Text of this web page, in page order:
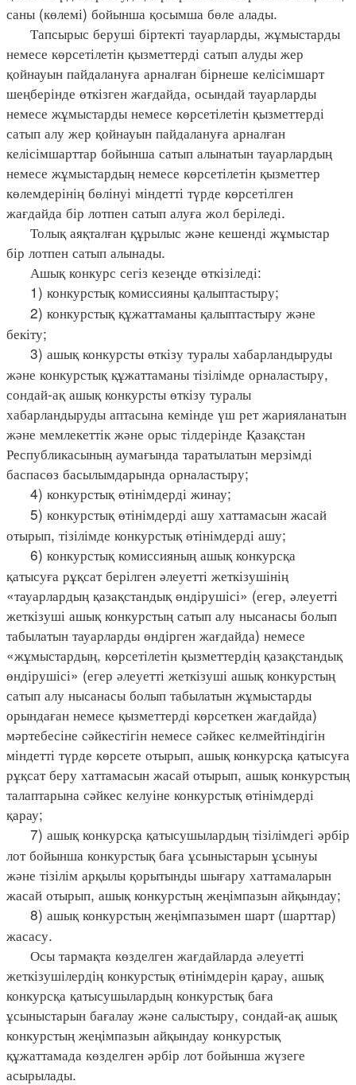
саны (көлемі) бойынша қосымша бөле алады.
Тапсырыс беруші біртекті тауарларды, жұмыстарды
немесе көрсетілетін қызметтерді сатып алуды жер
қойнауын пайдалануға арналған бірнеше келісімшарт
шеңберінде өткізген жағдайда, осындай тауарларды
немесе жұмыстарды немесе көрсетілетін қызметтерді
сатып алу жер қойнауын пайдалануға арналған
келісімшарттар бойынша сатып алынатын тауарлардың
немесе жұмыстардың немесе көрсетілетін қызметтер
көлемдерінің бөлінуі міндетті түрде көрсетілген
жағдайда бір лотпен сатып алуға жол беріледі.
Толық аяқталған құрылыс және кешенді жұмыстар
бір лотпен сатып алынады.
Ашық конкурс сегіз кезеңде өткізіледі:
1) конкурстық комиссияны қалыптастыру;
2) конкурстық құжаттаманы қалыптастыру және
бекіту;
3) ашық конкурсты өткізу туралы хабарландыруды
және конкурстық құжаттаманы тізілімде орналастыру,
сондай-ақ ашық конкурсты өткізу туралы
хабарландыруды аптасына кемінде үш рет жарияланатын
және мемлекеттік және орыс тілдерінде Қазақстан
Республикасының аумағында таратылатын мерзімді
баспасөз басылымдарында орналастыру;
4) конкурстық өтінімдерді жинау;
5) конкурстық өтінімдерді ашу хаттамасын жасай
отырып, тізілімде конкурстық өтінімдерді ашу;
6) конкурстық комиссияның ашық конкурсқа
қатысуға рұқсат берілген әлеуетті жеткізушінің
«тауарлардың қазақстандық өндірушісі» (егер, әлеуетті
жеткізуші ашық конкурстың сатып алу нысанасы болып
табылатын тауарларды өндірген жағдайда) немесе
«жұмыстардың, көрсетілетін қызметтердің қазақстандық
өндірушісі» (егер әлеуетті жеткізуші ашық конкурстың
сатып алу нысанасы болып табылатын жұмыстарды
орындаған немесе қызметтерді көрсеткен жағдайда)
мәртебесіне сәйкестігін немесе сәйкес келмейтіндігін
міндетті түрде көрсете отырып, ашық конкурсқа қатысуға
рұқсат беру хаттамасын жасай отырып, ашық конкурстың
талаптарына сәйкес келуіне конкурстық өтінімдерді
қарау;
7) ашық конкурсқа қатысушылардың тізілімдегі әрбір
лот бойынша конкурстық баға ұсыныстарын ұсынуы
және тізілім арқылы қорытынды шығару хаттамаларын
жасай отырып, ашық конкурстың жеңімпазын айқындау;
8) ашық конкурстың жеңімпазымен шарт (шарттар)
жасасу.
Осы тармақта көзделген жағдайларда әлеуетті
жеткізушілердің конкурстық өтінімдерін қарау, ашық
конкурсқа қатысушылардың конкурстық баға
ұсыныстарын бағалау және салыстыру, сондай-ақ ашық
конкурстың жеңімпазын айқындау конкурстық
құжаттамада көзделген әрбір лот бойынша жүзеге
асырылады.